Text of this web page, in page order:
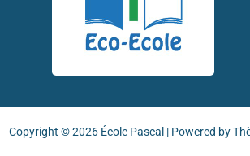
Copyright © 2026 École Pascal | Powered by